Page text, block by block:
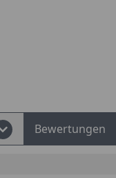
Bewertungen